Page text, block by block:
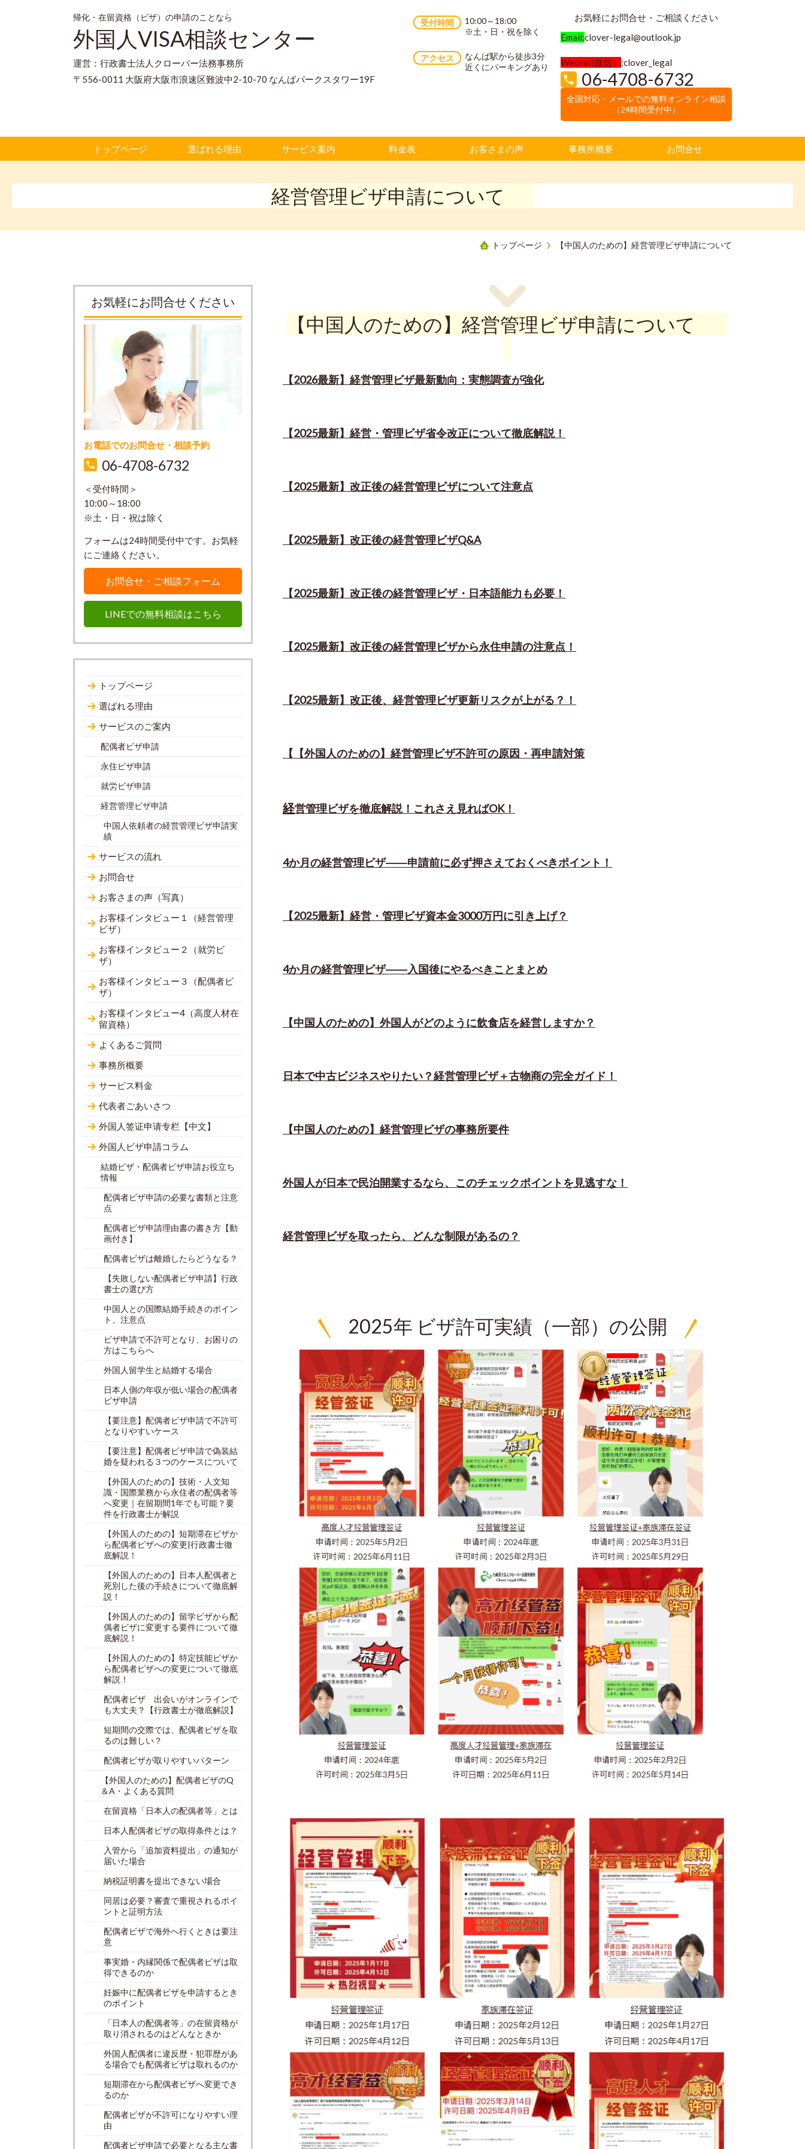
帰化・在留資格（ビザ）の申請のことなら
外国人VISA相談センター
運営：行政書士法人クローバー法務事務所
〒556-0011 大阪府大阪市浪速区難波中2-10-70 なんばパークスタワー19F
受付時間
10:00～18:00
※土・日・祝を除く
アクセス
なんば駅から徒歩3分
近くにパーキングあり
お気軽にお問合せ・ご相談ください
Email:clover-legal@outlook.jp
Wechat(微信） :clover_legal
06-4708-6732
全国対応・メールでの無料オンライン相談
（24時間受付中）
トップページ 選ばれる理由 サービス案内 料金表 お客さまの声 事務所概要 お問合せ
経営管理ビザ申請について
トップページ 【中国人のための】経営管理ビザ申請について
【中国人のための】経営管理ビザ申請について
【2026最新】経営管理ビザ最新動向：実態調査が強化
【2025最新】経営・管理ビザ省令改正について徹底解説！
【2025最新】改正後の経営管理ビザについて注意点
【2025最新】改正後の経営管理ビザQ&A
【2025最新】改正後の経営管理ビザ・日本語能力も必要！
【2025最新】改正後の経営管理ビザから永住申請の注意点！
【2025最新】改正後、経営管理ビザ更新リスクが上がる？！
【【外国人のための】経営管理ビザ不許可の原因・再申請対策
経営管理ビザを徹底解説！これさえ見ればOK！
4か月の経営管理ビザ――申請前に必ず押さえておくべきポイント！
【2025最新】経営・管理ビザ資本金3000万円に引き上げ？
4か月の経営管理ビザ――入国後にやるべきことまとめ
【中国人のための】外国人がどのように飲食店を経営しますか？
日本で中古ビジネスやりたい？経営管理ビザ＋古物商の完全ガイド！
【中国人のための】経営管理ビザの事務所要件
外国人が日本で民泊開業するなら、このチェックポイントを見逃すな！
経営管理ビザを取ったら、どんな制限があるの？
2025年 ビザ許可実績（一部）の公開
お気軽にお問合せください
お電話でのお問合せ・相談予約
06-4708-6732
＜受付時間＞
10:00～18:00
※土・日・祝は除く
フォームは24時間受付中です。お気軽
にご連絡ください。
お問合せ・ご相談フォーム
LINEでの無料相談はこちら
トップページ
選ばれる理由
サービスのご案内
配偶者ビザ申請
永住ビザ申請
就労ビザ申請
経営管理ビザ申請
中国人依頼者の経営管理ビザ申請実
績
サービスの流れ
お問合せ
お客さまの声（写真）
お客様インタビュー１（経営管理
ビザ）
お客様インタビュー２（就労ビ
ザ）
お客様インタビュー３（配偶者ビ
ザ）
お客様インタビュー4（高度人材在
留資格）
よくあるご質問
事務所概要
サービス料金
代表者ごあいさつ
外国人签证申请专栏【中文】
外国人ビザ申請コラム
結婚ビザ・配偶者ビザ申請お役立ち
情報
配偶者ビザ申請の必要な書類と注意
点
配偶者ビザ申請理由書の書き方【動
画付き】
配偶者ビザは離婚したらどうなる？
【失敗しない配偶者ビザ申請】行政
書士の選び方
中国人との国際結婚手続きのポイン
ト、注意点
ビザ申請で不許可となり、お困りの
方はこちらへ
外国人留学生と結婚する場合
日本人側の年収が低い場合の配偶者
ビザ申請
【要注意】配偶者ビザ申請で不許可
となりやすいケース
【要注意】配偶者ビザ申請で偽装結
婚を疑われる３つのケースについて
【外国人のための】技術・人文知
識・国際業務から永住者の配偶者等
へ変更｜在留期間1年でも可能？要
件を行政書士が解説
【外国人のための】短期滞在ビザか
ら配偶者ビザへの変更|行政書士徹
底解説！
【外国人のための】日本人配偶者と
死別した後の手続きについて徹底解
説！
【外国人のための】留学ビザから配
偶者ビザに変更する要件について徹
底解説！
【外国人のための】特定技能ビザか
ら配偶者ビザへの変更について徹底
解説！
配偶者ビザ 出会いがオンラインで
も大丈夫？【行政書士が徹底解説】
短期間の交際では、配偶者ビザを取
るのは難しい？
配偶者ビザが取りやすいパターン
【外国人のための】配偶者ビザのQ
＆A・よくある質問
在留資格「日本人の配偶者等」とは
日本人配偶者ビザの取得条件とは？
入管から「追加資料提出」の通知が
届いた場合
納税証明書を提出できない場合
同居は必要？審査で重視されるポイ
ントと証明方法
配偶者ビザで海外へ行くときは要注
意
事実婚・内縁関係で配偶者ビザは取
得できるのか
妊娠中に配偶者ビザを申請するとき
のポイント
「日本人の配偶者等」の在留資格が
取り消されるのはどんなときか
外国人配偶者に違反歴・犯罪歴があ
る場合でも配偶者ビザは取れるのか
短期滞在から配偶者ビザへ変更でき
るのか
配偶者ビザが不許可になりやすい理
由
配偶者ビザ申請で必要となる主な書